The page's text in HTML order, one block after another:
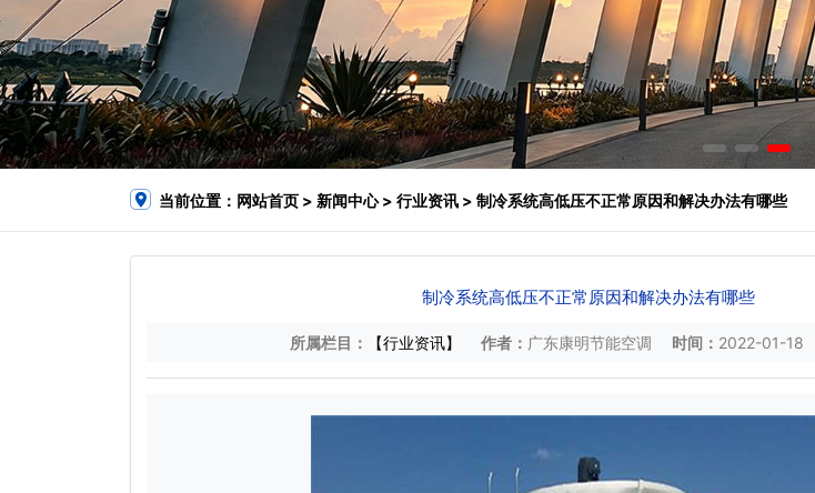
当前位置： 网站首页 > 新闻中心> 行业资讯 > 制冷系统高低压不正常原因和解决办法有哪些
制冷系统高低压不正常原因和解决办法有哪些
所属栏目： 【行业资讯】 作者： 广东康明节能空调 时间： 2022-01-18